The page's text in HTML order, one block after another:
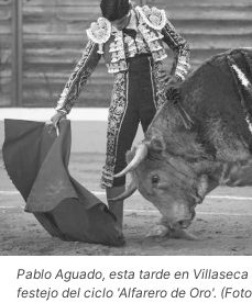
Pablo Aguado, esta tarde en
festejo del ciclo 'Alfarero de Oro'.